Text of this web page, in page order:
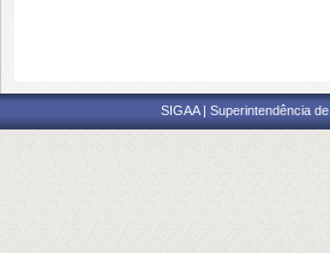
SIGAA | Superintendência